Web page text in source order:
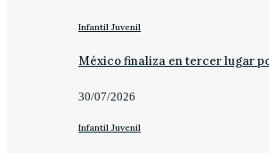
Infantil Juvenil
México finaliza en tercer lugar
30/07/2026
Infantil Juvenil